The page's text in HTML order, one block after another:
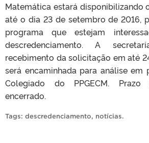
Matemática estará disponibilizando
até o dia 23 de setembro de 2016,
programa que estejam
descredenciamento. A
recebimento da solicitação em até
será encaminhada para análise em
Colegiado do PPGECM. Prazo
encerrado.
Tags: descredenciamento, notícias.